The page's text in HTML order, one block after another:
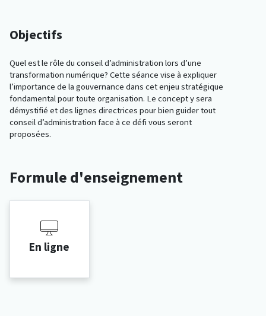
Objectifs
Quel est le rôle du conseil d’administration lors d’une
transformation numérique? Cette séance vise à expliquer
l’importance de la gouvernance dans cet enjeu stratégique
fondamental pour toute organisation. Le concept y sera
démystifié et des lignes directrices pour bien guider tout
conseil d’administration face à ce défi vous seront
proposées.
Formule d'enseignement
En ligne